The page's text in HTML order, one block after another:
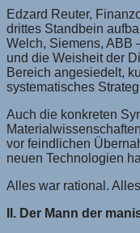
Edzard Reuter,
drittes Standbein
Welch, Siemens, ABB
und die Weisheit der
Bereich angesiedelt,
systematisches
Auch die konkreten
vor feindlichen
neuen Technologien
Alles war rational.
II. Der Mann der